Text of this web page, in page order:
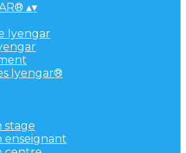
▴▾
Iyengar
Iyengar®
stage
enseignant